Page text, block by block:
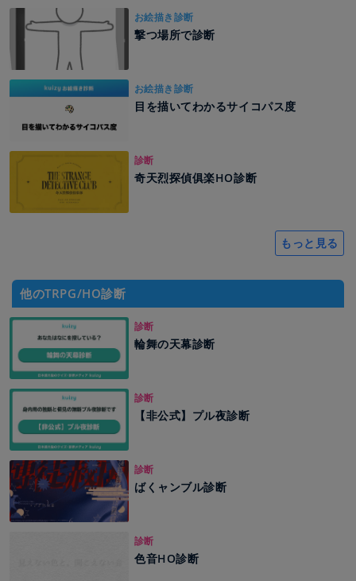
お絵描き診断
撃つ場所で診断
お絵描き診断
目を描いてわかるサイコパス度
診断
奇天烈探偵俱楽HO診断
もっと見る
他のTRPG/HO診断
診断
輪舞の天幕診断
診断
【非公式】プル夜診断
診断
ばくャンブル診断
診断
色音HO診断